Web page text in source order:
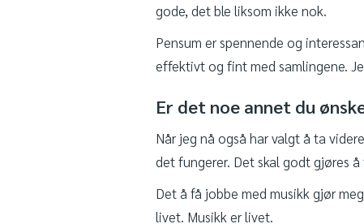
gode, det ble liksom ikke nok.
Pensum er spennende og
effektivt og fint med samlingene.
Er det noe annet du
Når jeg nå også har valgt å ta
det fungerer. Det skal godt gjøres
Det å få jobbe med musikk gjør
livet. Musikk er livet.